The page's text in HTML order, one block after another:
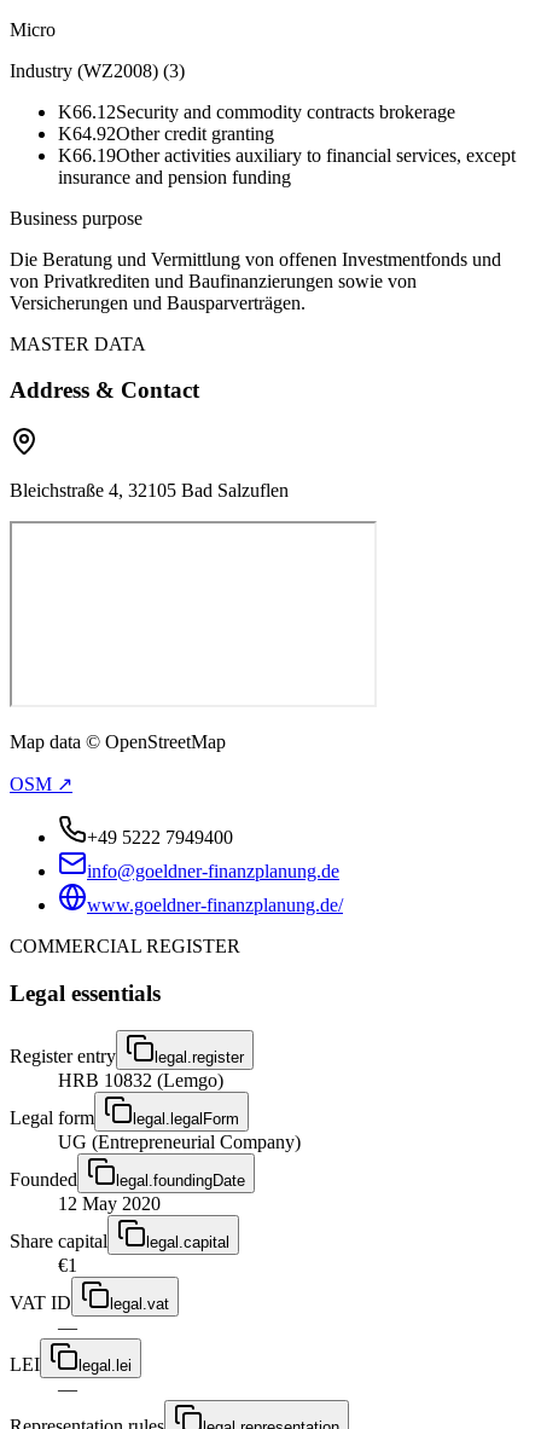
Micro
Industry (WZ2008) (3)
K66.12Security and commodity contracts brokerage
K64.92Other credit granting
K66.19Other activities auxiliary to financial services, except
insurance and pension funding
Business purpose
Die Beratung und Vermittlung von offenen Investmentfonds und
von Privatkrediten und Baufinanzierungen sowie von
Versicherungen und Bausparverträgen.
MASTER DATA
Address & Contact
Bleichstraße 4, 32105 Bad Salzuflen
Map data © OpenStreetMap
OSM ↗
+49 5222 7949400
info@goeldner-finanzplanung.de
www.goeldner-finanzplanung.de/
COMMERCIAL REGISTER
Legal essentials
Register entry legal.register
HRB 10832 (Lemgo)
Legal form
legal.legalForm
UG (Entrepreneurial Company)
Founded
legal.foundingDate
12 May 2020
Share capital
legal.capital
€1
VAT ID
legal.vat
—
LEI
legal.lei
—